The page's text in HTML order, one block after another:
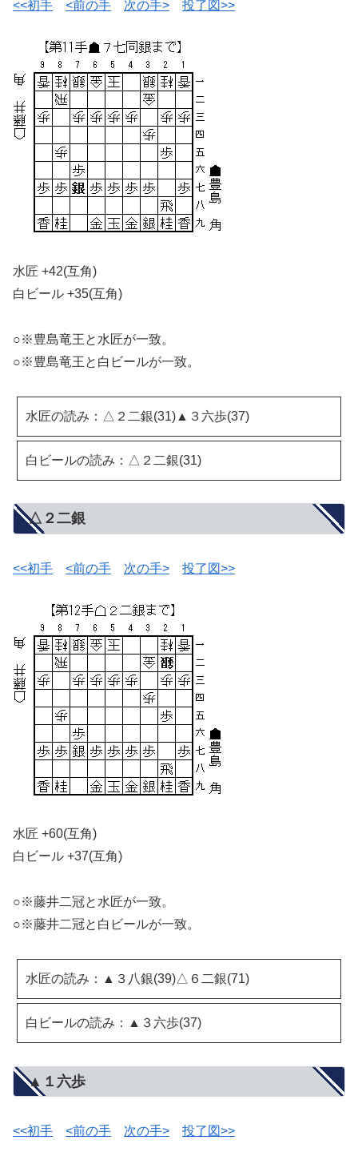
<<初手 <前の手 次の手> 投了図>>
水匠 +42(互角)
白ビール +35(互角)
○※豊島竜王と水匠が一致。
○※豊島竜王と白ビールが一致。
水匠の読み：△２二銀(31)▲３六歩(37)
白ビールの読み：△２二銀(31)
△２二銀
<<初手 <前の手 次の手> 投了図>>
水匠 +60(互角)
白ビール +37(互角)
○※藤井二冠と水匠が一致。
○※藤井二冠と白ビールが一致。
水匠の読み：▲３八銀(39)△６二銀(71)
白ビールの読み：▲３六歩(37)
▲１六歩
<<初手 <前の手 次の手> 投了図>>